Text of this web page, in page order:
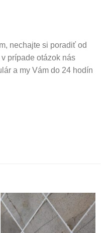
nechajte si poradiť od
prípade otázok nás
a my Vám do 24 hodín